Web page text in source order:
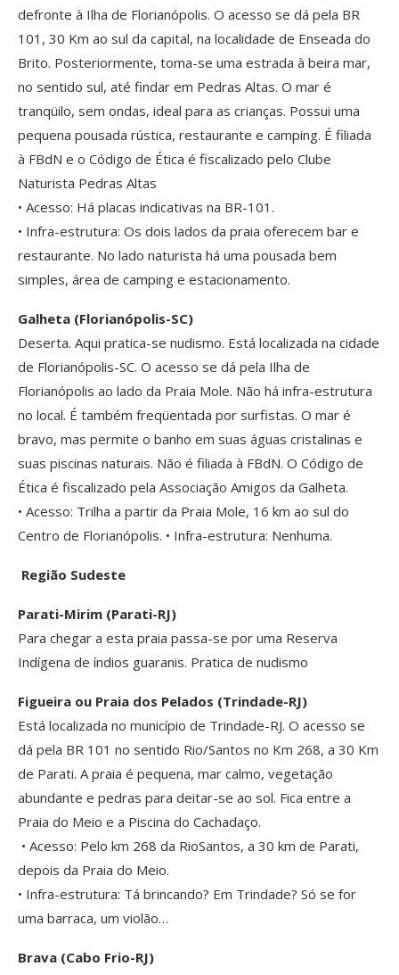
defronte à Ilha de Florianópolis. O acesso se dá pela BR
101, 30 Km ao sul da capital, na localidade de Enseada do
Brito. Posteriormente, toma-se uma estrada à beira mar,
no sentido sul, até findar em Pedras Altas. O mar é
tranqüilo, sem ondas, ideal para as crianças. Possui uma
pequena pousada rústica, restaurante e camping. É filiada
à FBdN e o Código de Ética é fiscalizado pelo Clube
Naturista Pedras Altas
• Acesso: Há placas indicativas na BR-101.
• Infra-estrutura: Os dois lados da praia oferecem bar e
restaurante. No lado naturista há uma pousada bem
simples, área de camping e estacionamento.
Galheta (Florianópolis-SC)
Deserta. Aqui pratica-se nudismo. Está localizada na cidade
de Florianópolis-SC. O acesso se dá pela Ilha de
Florianópolis ao lado da Praia Mole. Não há infra-estrutura
no local. É também freqüentada por surfistas. O mar é
bravo, mas permite o banho em suas águas cristalinas e
suas piscinas naturais. Não é filiada à FBdN. O Código de
Ética é fiscalizado pela Associação Amigos da Galheta.
• Acesso: Trilha a partir da Praia Mole, 16 km ao sul do
Centro de Florianópolis. • Infra-estrutura: Nenhuma.
Região Sudeste
Parati-Mirim (Parati-RJ)
Para chegar a esta praia passa-se por uma Reserva
Indígena de índios guaranis. Pratica de nudismo
Figueira ou Praia dos Pelados (Trindade-RJ)
Está localizada no município de Trindade-RJ. O acesso se
dá pela BR 101 no sentido Rio/Santos no Km 268, a 30 Km
de Parati. A praia é pequena, mar calmo, vegetação
abundante e pedras para deitar-se ao sol. Fica entre a
Praia do Meio e a Piscina do Cachadaço.
• Acesso: Pelo km 268 da Rio­Santos, a 30 km de Parati,
depois da Praia do Meio.
• Infra-estrutura: Tá brincando? Em Trindade? Só se for
uma barraca, um violão…
Brava (Cabo Frio-RJ)